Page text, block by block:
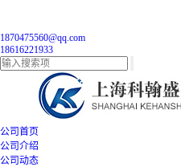
1870475560@qq.com
18616221933
公司首页
公司介绍
公司动态